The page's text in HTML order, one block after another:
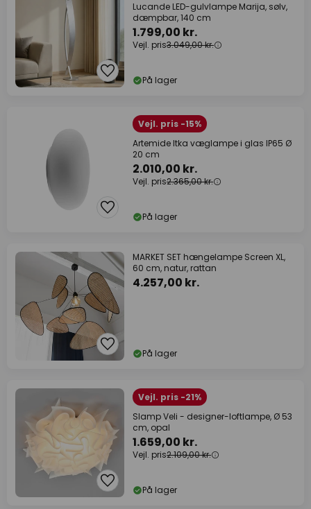
Lucande LED-gulvlampe Marija, sølv,
dæmpbar, 140 cm
1.799,00 kr.
Vejl. pris3.049,00 kr.
På lager
Vejl. pris -15%
Artemide Itka væglampe i glas IP65 Ø
20 cm
2.010,00 kr.
Vejl. pris2.365,00 kr.
På lager
MARKET SET hængelampe Screen XL,
60 cm, natur, rattan
4.257,00 kr.
På lager
Vejl. pris -21%
Slamp Veli - designer-loftlampe, Ø 53
cm, opal
1.659,00 kr.
Vejl. pris2.109,00 kr.
På lager